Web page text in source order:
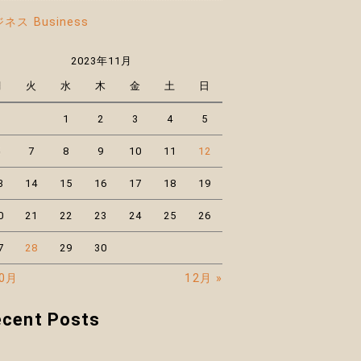
ネス Business
2023年11月
火 水 木 金 土 日
1 2 3 4 5
7 8 9 10 11 12
14 15 16 17 18 19
21 22 23 24 25 26
28 29 30
月 12月 »
Posts